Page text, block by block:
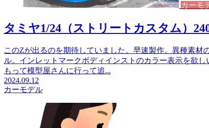
カーモ
タミヤ1/24（ストリートカスタム）
このZが出るのを期待していました。早速製作。異種素
ル。インレットマークボディインストのカラー表示を欲
もって模型屋さんに行って追...
2024.09.12
カーモデル